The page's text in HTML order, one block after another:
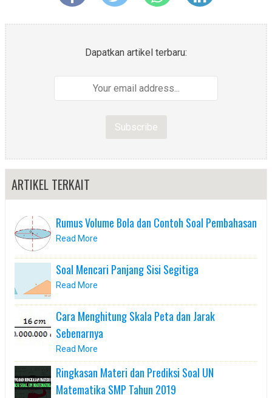
Dapatkan artikel terbaru:
ARTIKEL TERKAIT
Rumus Volume Bola dan Contoh Soal Pembahasan
Read More
Soal Mencari Panjang Sisi Segitiga
Read More
Cara Menghitung Skala Peta dan Jarak
Sebenarnya
Read More
Ringkasan Materi dan Prediksi Soal UN
Matematika SMP Tahun 2019